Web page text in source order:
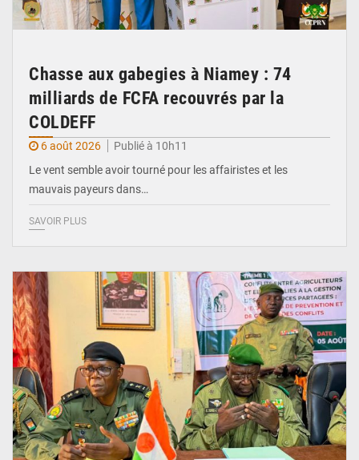
Chasse aux gabegies à Niamey : 74
milliards de FCFA recouvrés par la
COLDEFF
6 août 2026
Publié à 10h11
Le vent semble avoir tourné pour les affairistes et les
mauvais payeurs dans…
SAVOIR PLUS